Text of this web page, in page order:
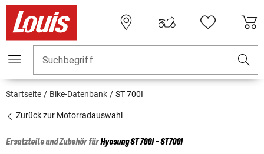
Suchbegriff
Startseite Bike-Datenbank ST 700I
Zurück zur Motorradauswahl
Ersatzteile und Zubehör fürHyosungST 700I - ST700I